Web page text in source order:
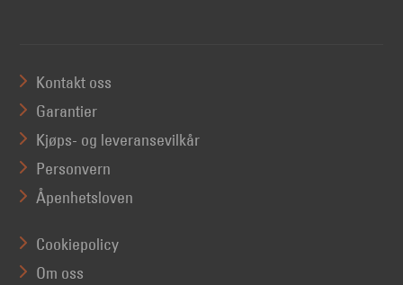
Kontakt oss
Garantier
Kjøps- og leveransevilkår
Personvern
Åpenhetsloven
Cookiepolicy
Om oss